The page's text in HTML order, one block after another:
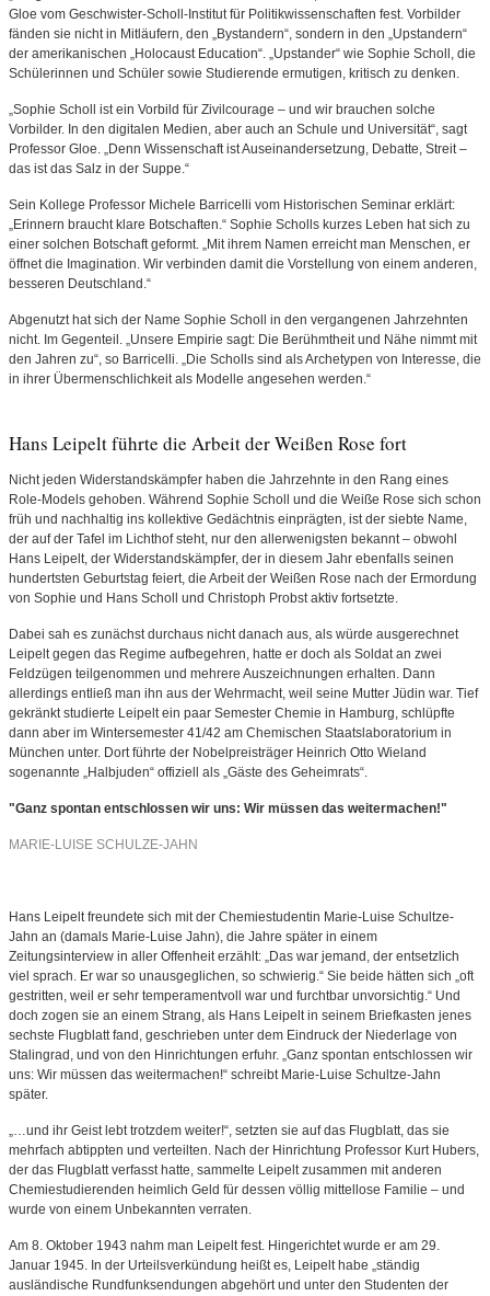
Gloe vom Geschwister-Scholl-Institut für Politikwissenschaften fest. Vorbilder
fänden sie nicht in Mitläufern, den „Bystandern“, sondern in den „Upstandern“
der amerikanischen „Holocaust Education“. „Upstander“ wie Sophie Scholl, die
Schülerinnen und Schüler sowie Studierende ermutigen, kritisch zu denken.
„Sophie Scholl ist ein Vorbild für Zivilcourage – und wir brauchen solche
Vorbilder. In den digitalen Medien, aber auch an Schule und Universität“, sagt
Professor Gloe. „Denn Wissenschaft ist Auseinandersetzung, Debatte, Streit –
das ist das Salz in der Suppe.“
Sein Kollege Professor Michele Barricelli vom Historischen Seminar erklärt:
„Erinnern braucht klare Botschaften.“ Sophie Scholls kurzes Leben hat sich zu
einer solchen Botschaft geformt. „Mit ihrem Namen erreicht man Menschen, er
öffnet die Imagination. Wir verbinden damit die Vorstellung von einem anderen,
besseren Deutschland.“
Abgenutzt hat sich der Name Sophie Scholl in den vergangenen Jahrzehnten
nicht. Im Gegenteil. „Unsere Empirie sagt: Die Berühmtheit und Nähe nimmt mit
den Jahren zu“, so Barricelli. „Die Scholls sind als Archetypen von Interesse, die
in ihrer Übermenschlichkeit als Modelle angesehen werden.“
Hans Leipelt führte die Arbeit der Weißen Rose fort
Nicht jeden Widerstandskämpfer haben die Jahrzehnte in den Rang eines
Role-Models gehoben. Während Sophie Scholl und die Weiße Rose sich schon
früh und nachhaltig ins kollektive Gedächtnis einprägten, ist der siebte Name,
der auf der Tafel im Lichthof steht, nur den allerwenigsten bekannt – obwohl
Hans Leipelt, der Widerstandskämpfer, der in diesem Jahr ebenfalls seinen
hundertsten Geburtstag feiert, die Arbeit der Weißen Rose nach der Ermordung
von Sophie und Hans Scholl und Christoph Probst aktiv fortsetzte.
Dabei sah es zunächst durchaus nicht danach aus, als würde ausgerechnet
Leipelt gegen das Regime aufbegehren, hatte er doch als Soldat an zwei
Feldzügen teilgenommen und mehrere Auszeichnungen erhalten. Dann
allerdings entließ man ihn aus der Wehrmacht, weil seine Mutter Jüdin war. Tief
gekränkt studierte Leipelt ein paar Semester Chemie in Hamburg, schlüpfte
dann aber im Wintersemester 41/42 am Chemischen Staatslaboratorium in
München unter. Dort führte der Nobelpreisträger Heinrich Otto Wieland
sogenannte „Halbjuden“ offiziell als „Gäste des Geheimrats“.
"Ganz spontan entschlossen wir uns: Wir müssen das weitermachen!"
MARIE-LUISE SCHULZE-JAHN
Hans Leipelt freundete sich mit der Chemiestudentin Marie-Luise Schultze-
Jahn an (damals Marie-Luise Jahn), die Jahre später in einem
Zeitungsinterview in aller Offenheit erzählt: „Das war jemand, der entsetzlich
viel sprach. Er war so unausgeglichen, so schwierig.“ Sie beide hätten sich „oft
gestritten, weil er sehr temperamentvoll war und furchtbar unvorsichtig.“ Und
doch zogen sie an einem Strang, als Hans Leipelt in seinem Briefkasten jenes
sechste Flugblatt fand, geschrieben unter dem Eindruck der Niederlage von
Stalingrad, und von den Hinrichtungen erfuhr. „Ganz spontan entschlossen wir
uns: Wir müssen das weitermachen!“ schreibt Marie-Luise Schultze-Jahn
später.
„…und ihr Geist lebt trotzdem weiter!“, setzten sie auf das Flugblatt, das sie
mehrfach abtippten und verteilten. Nach der Hinrichtung Professor Kurt Hubers,
der das Flugblatt verfasst hatte, sammelte Leipelt zusammen mit anderen
Chemiestudierenden heimlich Geld für dessen völlig mittellose Familie – und
wurde von einem Unbekannten verraten.
Am 8. Oktober 1943 nahm man Leipelt fest. Hingerichtet wurde er am 29.
Januar 1945. In der Urteilsverkündung heißt es, Leipelt habe „ständig
ausländische Rundfunksendungen abgehört und unter den Studenten der